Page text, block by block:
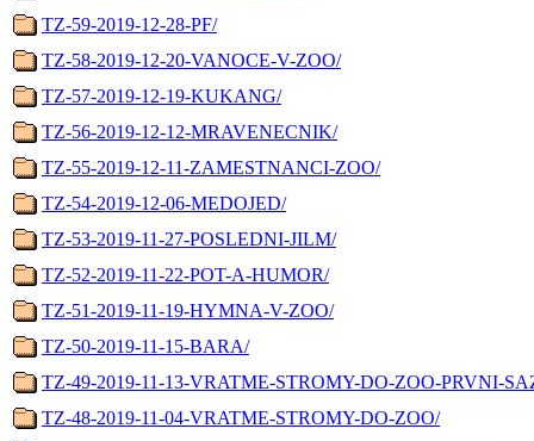
TZ-59-2019-12-28-PF/
TZ-58-2019-12-20-VANOCE-V-ZOO/
TZ-57-2019-12-19-KUKANG/
TZ-56-2019-12-12-MRAVENECNIK/
TZ-55-2019-12-11-ZAMESTNANCI-ZOO/
TZ-54-2019-12-06-MEDOJED/
TZ-53-2019-11-27-POSLEDNI-JILM/
TZ-52-2019-11-22-POT-A-HUMOR/
TZ-51-2019-11-19-HYMNA-V-ZOO/
TZ-50-2019-11-15-BARA/
TZ-49-2019-11-13-VRATME-STROMY-DO-ZOO-PRVNI-
TZ-48-2019-11-04-VRATME-STROMY-DO-ZOO/